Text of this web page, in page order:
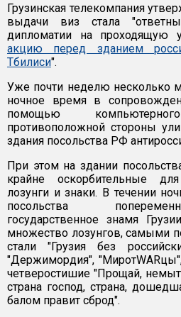
Грузинская телекомпания
выдачи виз стала
дипломатии на проходящую
акцию перед зданием
Тбилиси".
Уже почти неделю несколько
ночное время в
помощью
противоположной стороны
здания посольства РФ
При этом на здании
крайне оскорбительные
лозунги и знаки. В течении
посольства
государственное знамя
множество лозунгов, самыми
стали "Грузия без
"Держимордия",
четверостишие "Прощай,
страна господ, cтрана,
балом правит сброд".